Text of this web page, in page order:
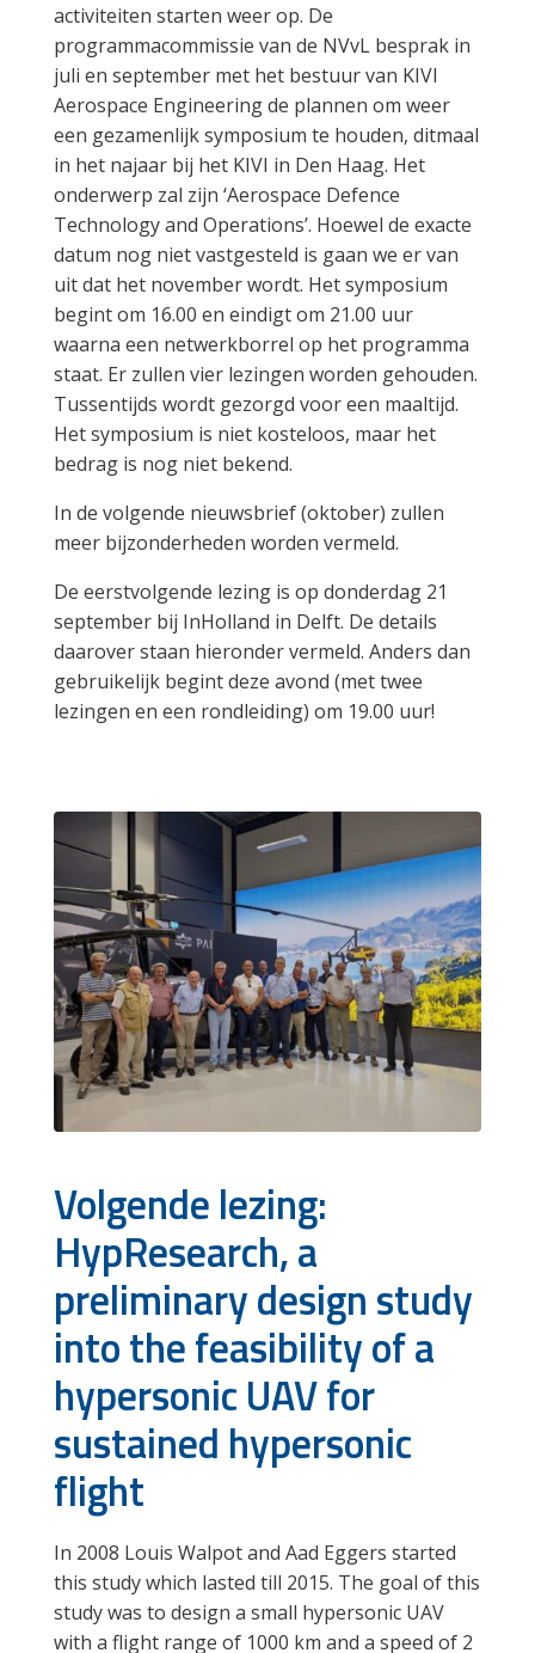
activiteiten starten weer op. De
programmacommissie van de NVvL besprak in
juli en september met het bestuur van KIVI
Aerospace Engineering de plannen om weer
een gezamenlijk symposium te houden, ditmaal
in het najaar bij het KIVI in Den Haag. Het
onderwerp zal zijn ‘Aerospace Defence
Technology and Operations’. Hoewel de exacte
datum nog niet vastgesteld is gaan we er van
uit dat het november wordt. Het symposium
begint om 16.00 en eindigt om 21.00 uur
waarna een netwerkborrel op het programma
staat. Er zullen vier lezingen worden gehouden.
Tussentijds wordt gezorgd voor een maaltijd.
Het symposium is niet kosteloos, maar het
bedrag is nog niet bekend.
In de volgende nieuwsbrief (oktober) zullen
meer bijzonderheden worden vermeld.
De eerstvolgende lezing is op donderdag 21
september bij InHolland in Delft. De details
daarover staan hieronder vermeld. Anders dan
gebruikelijk begint deze avond (met twee
lezingen en een rondleiding) om 19.00 uur!
Volgende lezing:
HypResearch, a
preliminary design study
into the feasibility of a
hypersonic UAV for
sustained hypersonic
flight
In 2008 Louis Walpot and Aad Eggers started
this study which lasted till 2015. The goal of this
study was to design a small hypersonic UAV
with a flight range of 1000 km and a speed of 2